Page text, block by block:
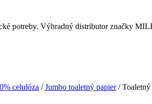
potreby. Výhradný distributor značky
celulóza /Jumbo toaletný papier/